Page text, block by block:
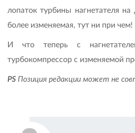
лопаток турбины нагнетателя
более изменяемая, тут ни при
И что теперь с
турбокомпрессор с изменяемой
PS Позиция редакции может не